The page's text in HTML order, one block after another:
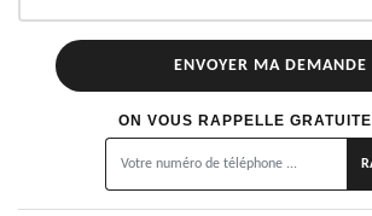
ON VOUS RAPPELLE